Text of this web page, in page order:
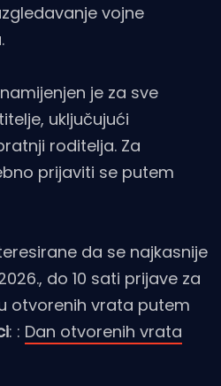
vojne
je za sve
uključujući
roditelja. Za
prijaviti se putem
da se najkasnije
do 10 sati prijave za
otvorenih vrata putem
: : Dan otvorenih vrata